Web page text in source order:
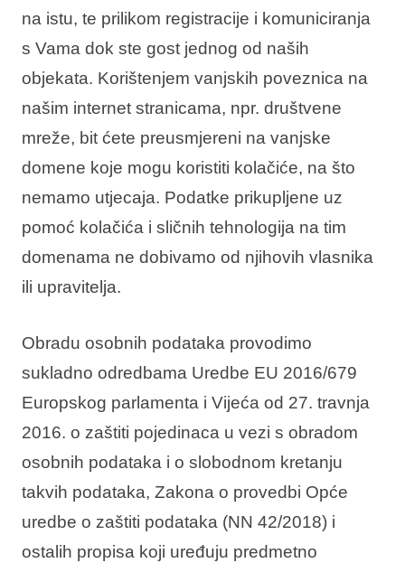
na istu, te prilikom registracije i komuniciranja
s Vama dok ste gost jednog od naših
objekata. Korištenjem vanjskih poveznica na
našim internet stranicama, npr. društvene
mreže, bit ćete preusmjereni na vanjske
domene koje mogu koristiti kolačiće, na što
nemamo utjecaja. Podatke prikupljene uz
pomoć kolačića i sličnih tehnologija na tim
domenama ne dobivamo od njihovih vlasnika
ili upravitelja.
Obradu osobnih podataka provodimo
sukladno odredbama Uredbe EU 2016/679
Europskog parlamenta i Vijeća od 27. travnja
2016. o zaštiti pojedinaca u vezi s obradom
osobnih podataka i o slobodnom kretanju
takvih podataka, Zakona o provedbi Opće
uredbe o zaštiti podataka (NN 42/2018) i
ostalih propisa koji uređuju predmetno